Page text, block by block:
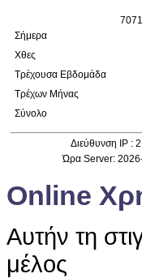
7071
Σήμερα
Χθες
Τρέχουσα Εβδομάδα
Τρέχων Μήνας
Σύνολο
Διεύθυνση IP :
Ώρα Server:
Online
Αυτήν τη
μέλος